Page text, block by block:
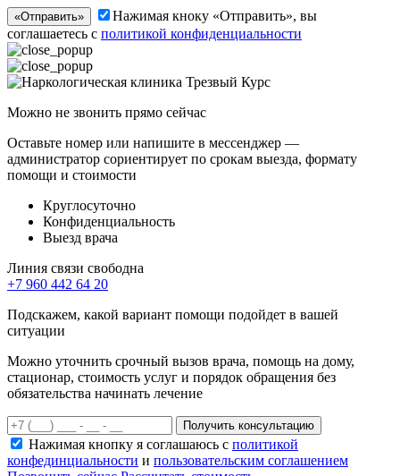
«Отправить»
Нажимая кноку «Отправить», вы
соглашаетесь с политикой конфиденциальности
Можно не звонить прямо сейчас
Оставьте номер или напишите в мессенджер —
администратор сориентирует по срокам выезда, формату
помощи и стоимости
Круглосуточно
Конфиденциальность
Выезд врача
Линия связи свободна
+7 960 442 64 20
Подскажем, какой вариант помощи подойдет в вашей
ситуации
Можно уточнить срочный вызов врача, помощь на дому,
стационар, стоимость услуг и порядок обращения без
обязательства начинать лечение
Получить консультацию
Нажимая кнопку я соглашаюсь с политикой
конфединциальности и пользовательским соглашением